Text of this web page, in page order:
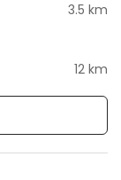
3.5 km
12 km